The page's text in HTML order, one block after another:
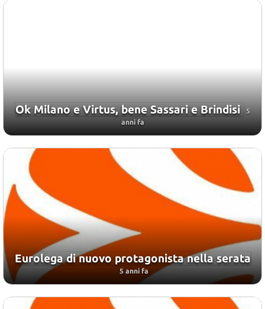
Ok Milano e Virtus, bene Sassari e Brindisi 5
anni fa
Eurolega di nuovo protagonista nella serata
5 anni fa